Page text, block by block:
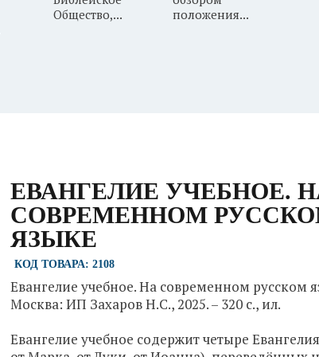
Общество,...
положения...
ЕВАНГЕЛИЕ УЧЕБНОЕ.
СОВРЕМЕННОМ
ЯЗЫКЕ
КОД ТОВАРА: 2108
Евангелие учебное. На современном русском
Москва: ИП Захаров Н.С., 2025. – 320 с., ил.
Евангелие учебное содержит четыре